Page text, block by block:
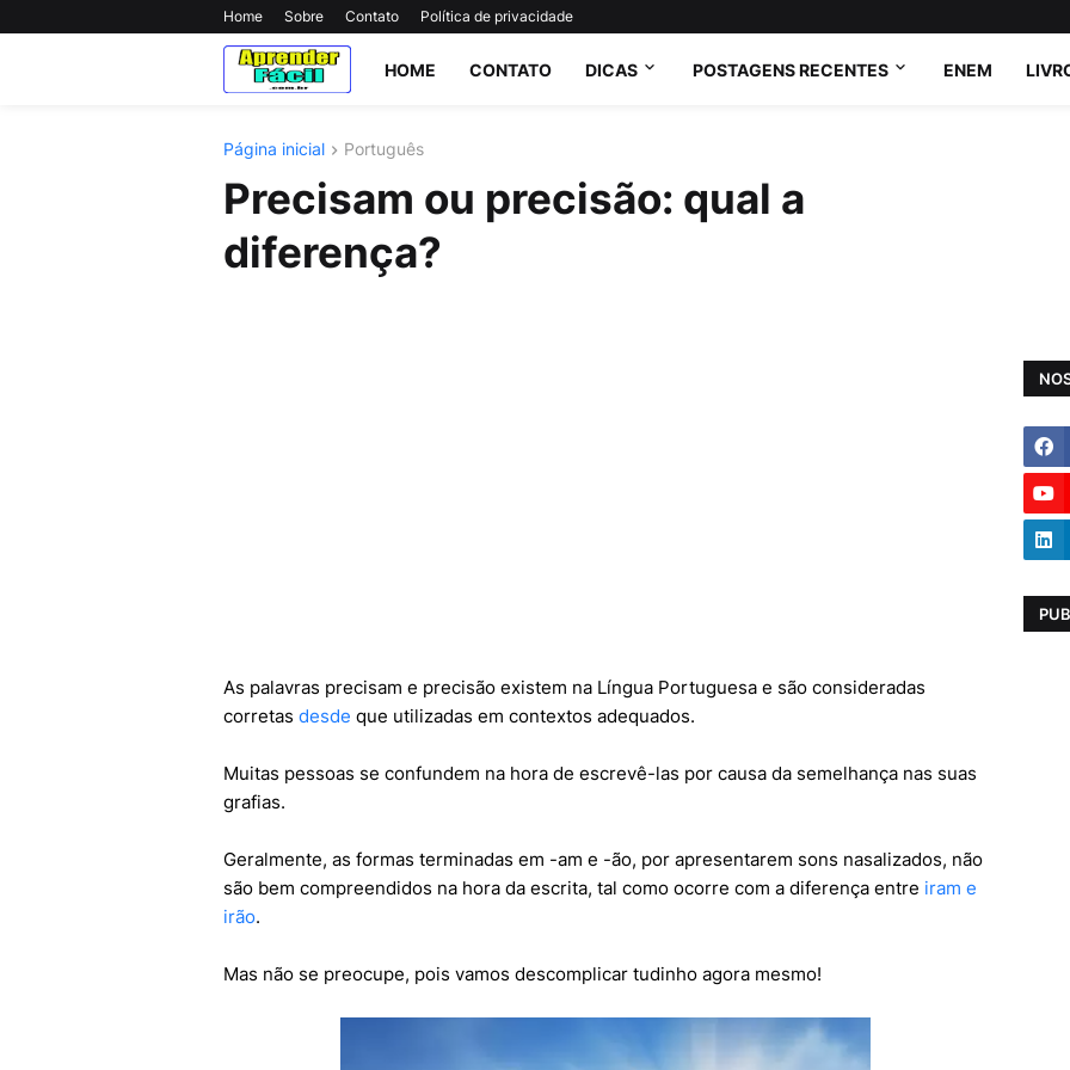
Home Sobre Contato Política de privacidade
HOME CONTATO DICAS POSTAGENS RECENTES ENEM
Página inicial Português
Precisam ou precisão: qual a
diferença?
As palavras precisam e precisão existem na Língua Portuguesa e são consideradas
corretas desde que utilizadas em contextos adequados.
Muitas pessoas se confundem na hora de escrevê-las por causa da semelhança nas suas
grafias.
Geralmente, as formas terminadas em -am e -ão, por apresentarem sons nasalizados, não
são bem compreendidos na hora da escrita, tal como ocorre com a diferença entre iram e
irão.
Mas não se preocupe, pois vamos descomplicar tudinho agora mesmo!